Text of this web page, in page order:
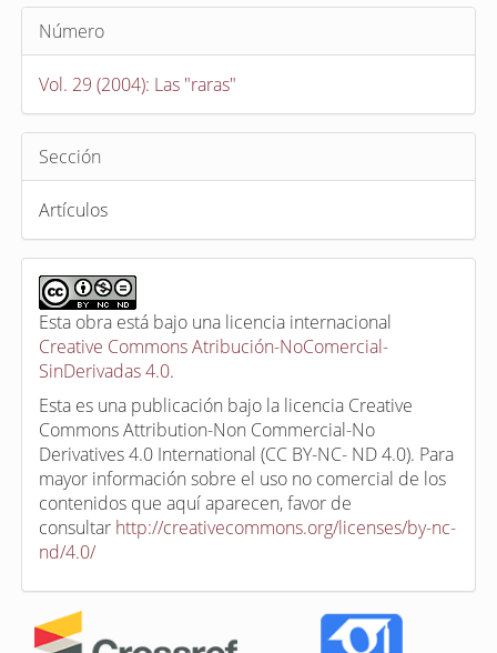
Número
Vol. 29 (2004): Las "raras"
Sección
Artículos
Esta obra está bajo una licencia internacional
Creative Commons Atribución-NoComercial-
SinDerivadas 4.0.
Esta es una publicación bajo la licencia Creative
Commons Attribution-Non Commercial-No
Derivatives 4.0 International (CC BY-NC- ND 4.0). Para
mayor información sobre el uso no comercial de los
contenidos que aquí aparecen, favor de
consultar http://creativecommons.org/licenses/by-nc-
nd/4.0/